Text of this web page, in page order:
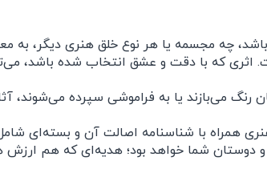
چه مجسمه یا هر نوع خلق هنری دیگر، به
اثری که با دقت و عشق انتخاب شده باشد،
رنگ می‌بازند یا به فراموشی سپرده می‌شوند،
همراه با شناسنامه اصالت آن و بسته‌ای
و دوستان شما خواهد بود؛ هدیه‌ای که هم